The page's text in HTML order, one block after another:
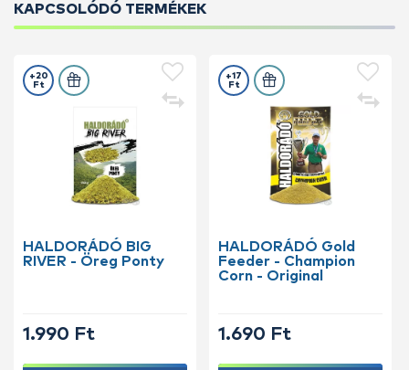
KAPCSOLÓDÓ TERMÉKEK
HALDORÁDÓ BIG
RIVER - Öreg Ponty
+20
Ft
1.990 Ft
HALDORÁDÓ Gold
Feeder - Champion
Corn - Original
+17
Ft
1.690 Ft